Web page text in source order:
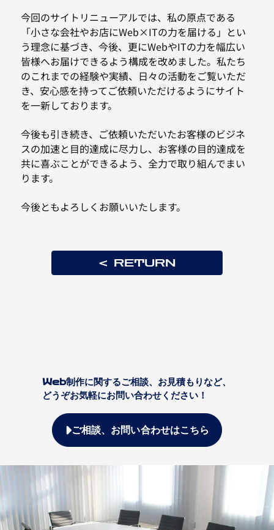
今回のサイトリニューアルでは、私の原点である
「小さな会社やお店にWeb×ITの力を届ける」とい
う理念に基づき、今後、更にWebやITの力を幅広い
皆様へお届けできるよう構成を改めました。私たち
のこれまでの経験や実績、日々の活動をご覧いただ
き、安心感を持ってご依頼いただけるようにサイト
を一新しております。
今後も引き続き、ご依頼いただいたお客様のビジネ
スの加速と目的達成に尽力し、お客様の目的達成を
共に喜ぶことができるよう、全力で取り組んでまい
ります。
今後ともよろしくお願いいたします。
RETURN
Web制作に関するご相談、お見積もりなど、
どうぞお気軽にお問い合わせください！
ご相談、お問い合わせはこちら